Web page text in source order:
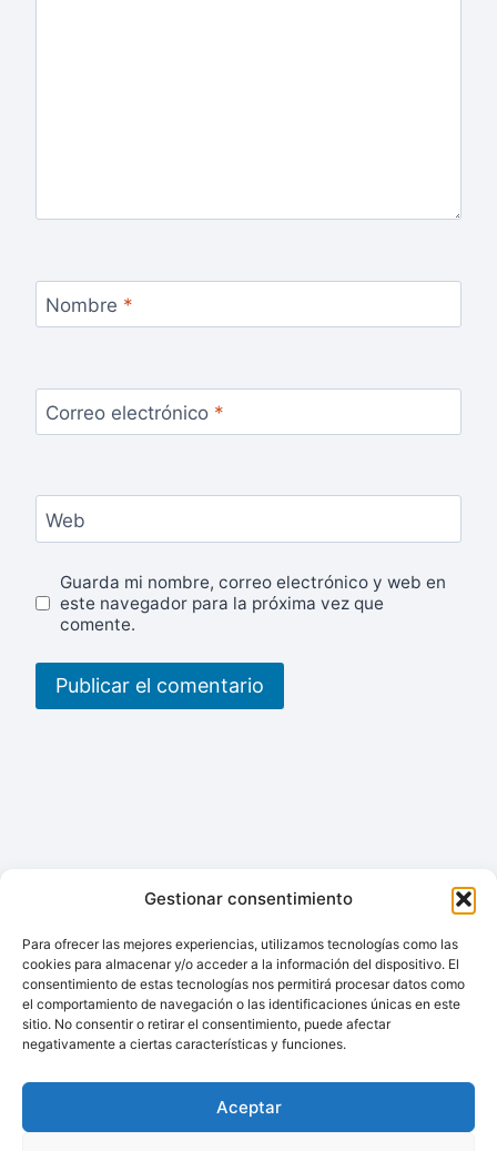
Gestionar consentimiento
Para ofrecer las mejores experiencias, utilizamos tecnologías como las
cookies para almacenar y/o acceder a la información del dispositivo. El
consentimiento de estas tecnologías nos permitirá procesar datos como
el comportamiento de navegación o las identificaciones únicas en este
sitio. No consentir o retirar el consentimiento, puede afectar
negativamente a ciertas características y funciones.
Aceptar
Nombre *
Correo electrónico *
Web
Guarda mi nombre, correo electrónico y web en
este navegador para la próxima vez que
comente.
© 2026 topdomoticafacil.com